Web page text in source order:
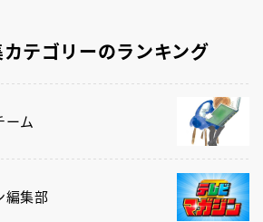
テゴリーのランキング
ーム
編集部